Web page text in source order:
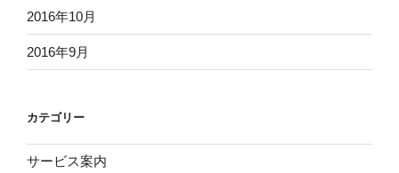
2016年10月
2016年9月
カテゴリー
サービス案内